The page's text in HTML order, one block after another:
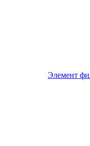
Элемент